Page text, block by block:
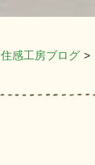
住感工房ブログ >